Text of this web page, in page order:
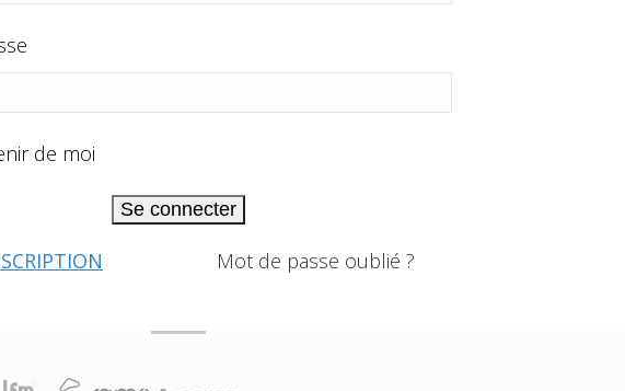
de moi
Se connecter
Mot de passe oublié ?